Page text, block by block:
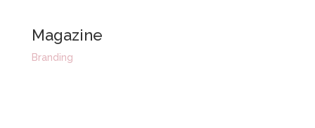
Magazine
Branding